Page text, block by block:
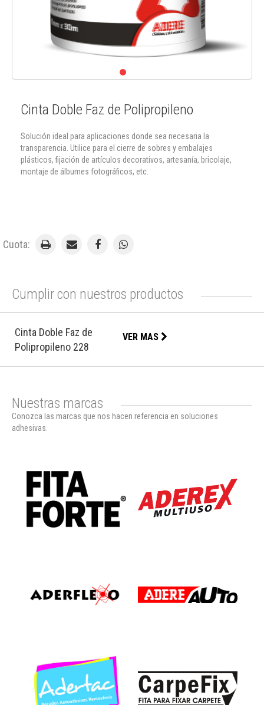
Cinta Doble Faz de Polipropileno
Solución ideal para aplicaciones donde sea necesaria la
transparencia. Utilice para el cierre de sobres y embalajes
plásticos, fijación de artículos decorativos, artesanía, bricolaje,
montaje de álbumes fotográficos, etc.
Cuota:
Cumplir con nuestros productos
Cinta Doble Faz de
Polipropileno 228
VER MAS
Nuestras marcas
Conozca las marcas que nos hacen referencia en soluciones
adhesivas.